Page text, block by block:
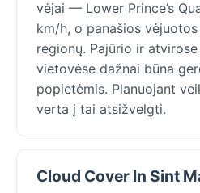
vėjai — Lower Prince’s
km/h, o panašios
regionų. Pajūrio ir
vietovėse dažnai būna
popietėmis. Planuojant
verta į tai atsižvelgti.
Cloud Cover In Sint